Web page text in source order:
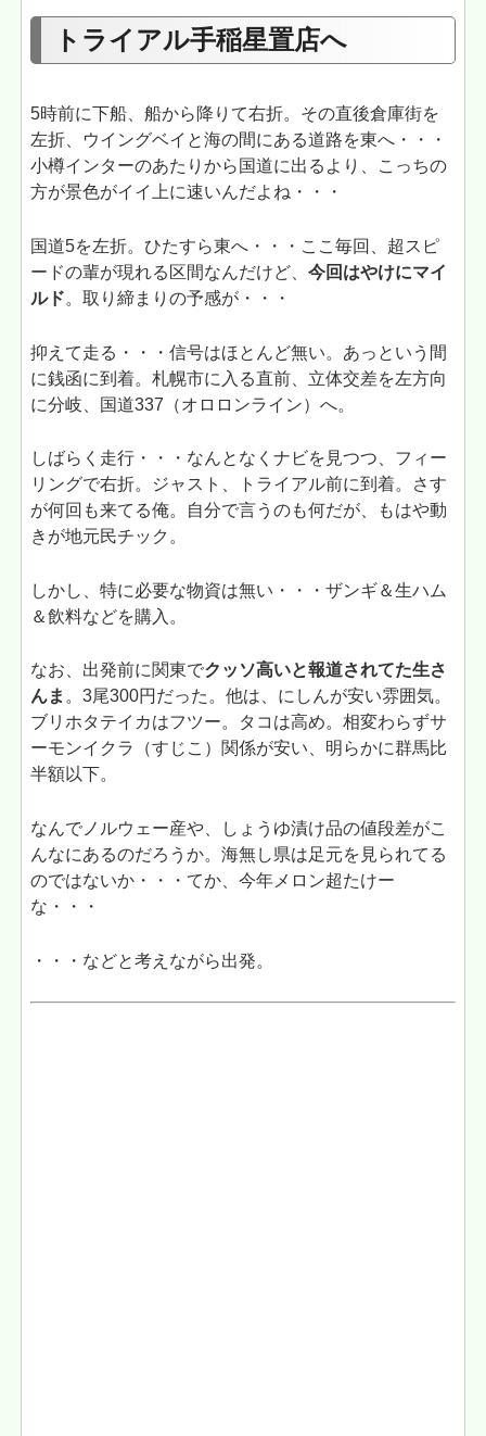
トライアル手稲星置店へ
5時前に下船、船から降りて右折。その直後倉庫街を
左折、ウイングベイと海の間にある道路を東へ・・・
小樽インターのあたりから国道に出るより、こっちの
方が景色がイイ上に速いんだよね・・・
国道5を左折。ひたすら東へ・・・ここ毎回、超スピ
ードの輩が現れる区間なんだけど、今回はやけにマイ
ルド。取り締まりの予感が・・・
抑えて走る・・・信号はほとんど無い。あっという間
に銭函に到着。札幌市に入る直前、立体交差を左方向
に分岐、国道337（オロロンライン）へ。
しばらく走行・・・なんとなくナビを見つつ、フィー
リングで右折。ジャスト、トライアル前に到着。さす
が何回も来てる俺。自分で言うのも何だが、もはや動
きが地元民チック。
しかし、特に必要な物資は無い・・・ザンギ＆生ハム
＆飲料などを購入。
なお、出発前に関東でクッソ高いと報道されてた生さ
んま 。3尾300円だった。他は、にしんが安い雰囲気。
ブリホタテイカはフツー。タコは高め。相変わらずサ
ーモンイクラ（すじこ）関係が安い、明らかに群馬比
半額以下。
なんでノルウェー産や、しょうゆ漬け品の値段差がこ
んなにあるのだろうか。海無し県は足元を見られてる
のではないか・・・てか、今年メロン超たけー
な・・・
・・・などと考えながら出発。